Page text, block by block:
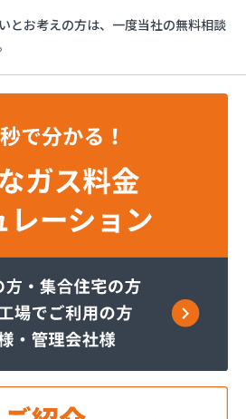
ス塩釜ターミナル
城支店 石巻営業所
株式会社
ト株式会社
コープガスセンター
会社 石巻店
会社 仙台支店 石巻基地
会社 仙台支店 仙台基地
とお考えの方は、一度当社の無料相談